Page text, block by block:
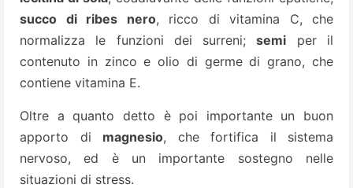
succo di ribes nero, ricco di vitamina C, che
normalizza le funzioni dei surreni;semi per il
contenuto in zinco e olio di germe di grano, che
contiene vitamina E.
Oltre a quanto detto è poi importante un buon
apporto di magnesio, che fortifica il sistema
nervoso, ed è un importante sostegno nelle
situazioni di stress.